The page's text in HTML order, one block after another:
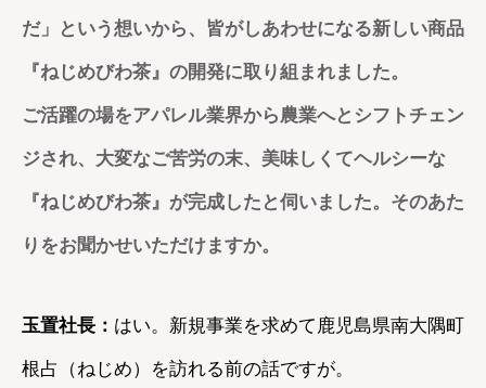
だ」という想いから、皆がしあわせになる新しい商品
『ねじめびわ茶』の開発に取り組まれました。
ご活躍の場をアパレル業界から農業へとシフトチェン
ジされ、大変なご苦労の末、美味しくてヘルシーな
『ねじめびわ茶』が完成したと伺いました。そのあた
りをお聞かせいただけますか。
玉置社長： はい。新規事業を求めて鹿児島県南大隅町
根占（ねじめ）を訪れる前の話ですが。